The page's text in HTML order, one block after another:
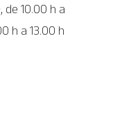
de 10.00 h a
h a 13.00 h